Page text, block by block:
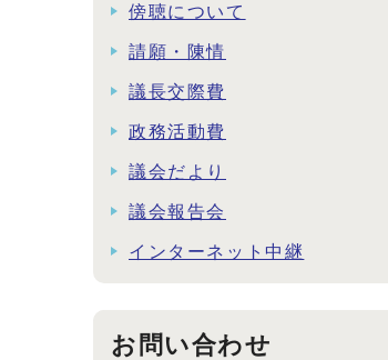
傍聴について
請願・陳情
議長交際費
政務活動費
議会だより
議会報告会
インターネット中継
お問い合わせ